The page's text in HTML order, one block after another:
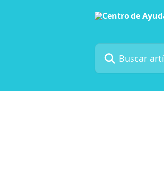
Buscar artículos...